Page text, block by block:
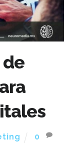
de
0